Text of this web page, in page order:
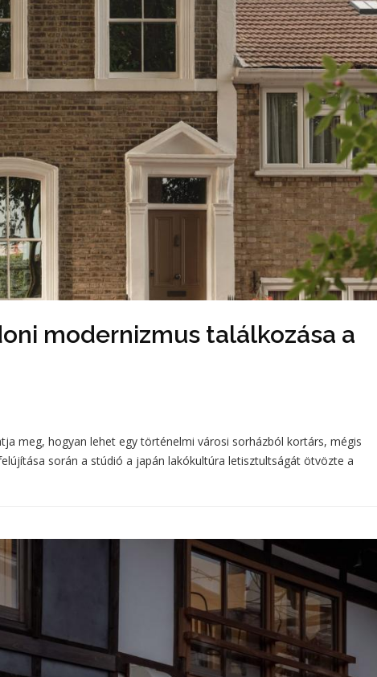
modernizmus találkozása a
meg, hogyan lehet egy történelmi városi sorházból kortárs, mégis
során a stúdió a japán lakókultúra letisztultságát ötvözte a